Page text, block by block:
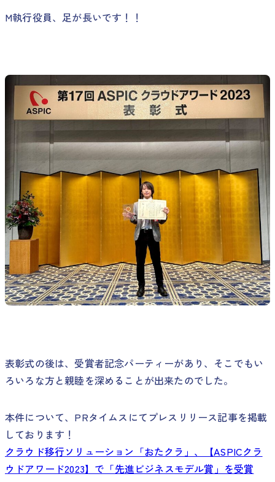
M執行役員、足が長いです！！
表彰式の後は、受賞者記念パーティーがあり、そこでもい
ろいろな方と親睦を深めることが出来たのでした。
本件について、PRタイムスにてプレスリリース記事を掲載
しております！
クラウド移行ソリューション「おたクラ」、【ASPICクラ
ウドアワード2023】で「先進ビジネスモデル賞」を受賞